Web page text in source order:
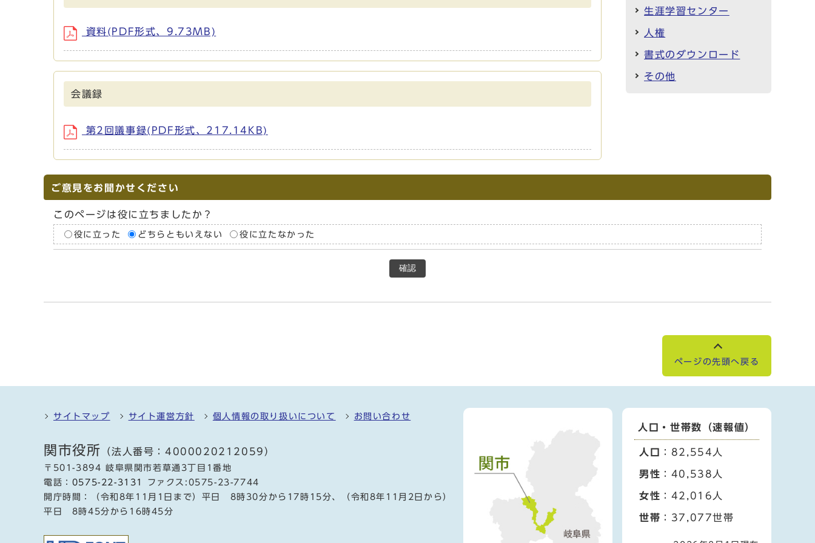
資料(PDF形式、9.73MB)
会議録
第2回議事録(PDF形式、217.14KB)
生涯学習センター
人権
書式のダウンロード
その他
ご意見をお聞かせください
このページは役に立ちましたか？
役に立った どちらともいえない 役に立たなかった
確認
ページの先頭へ戻る
サイトマップ サイト運営方針 個人情報の取り扱いについて お問い合わせ
関市役所 （法人番号：4000020212059）
〒501-3894 岐阜県関市若草通3丁目1番地
電話： 0575-22-3131
ファクス:0575-23-7744
開庁時間：（令和8年11月1日まで）平日 8時30分から17時15分、（令和8年11月2日から）
平日 8時45分から16時45分
人口・世帯数（速報値）
人口 ：82,554人
男性 ：40,538人
女性 ：42,016人
世帯 ：37,077世帯